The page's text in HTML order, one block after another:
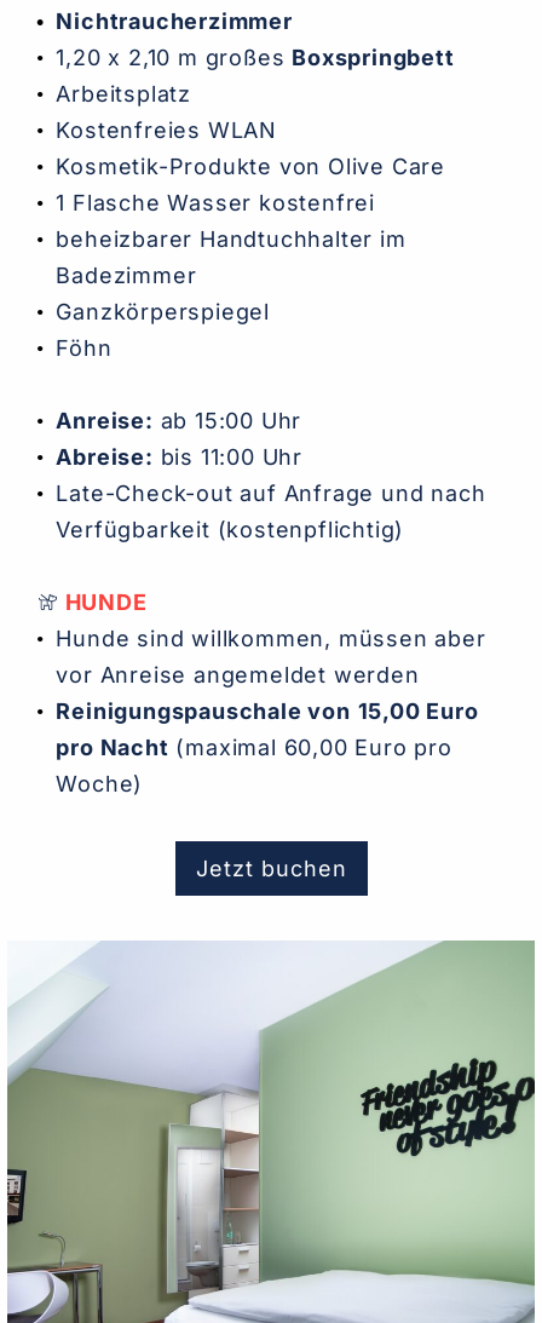
Nichtraucherzimmer
1,20 x 2,10 m großes Boxspringbett
Arbeitsplatz
Kostenfreies WLAN
Kosmetik-Produkte von Olive Care
1 Flasche Wasser kostenfrei
beheizbarer Handtuchhalter im
Badezimmer
Ganzkörperspiegel
Föhn
Anreise: ab 15:00 Uhr
Abreise: bis 11:00 Uhr
Late-Check-out auf Anfrage und nach
Verfügbarkeit (kostenpflichtig)
HUNDE
Hunde sind willkommen, müssen aber
vor Anreise angemeldet werden
Reinigungspauschale von 15,00 Euro
pro Nacht (maximal 60,00 Euro pro
Woche)
Jetzt buchen